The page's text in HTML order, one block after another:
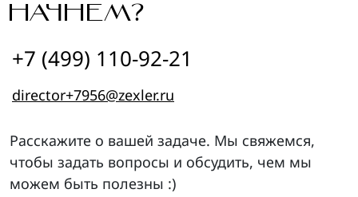
НАЧНЕМ?
Расскажите о вашей задаче. Мы свяжемся,
чтобы задать вопросы и обсудить, чем мы
можем быть полезны :)
+7 (499) 110-92-21
director+7956@zexler.ru